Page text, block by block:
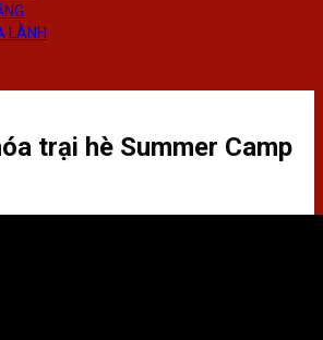
LÀNH
trại hè Summer Camp